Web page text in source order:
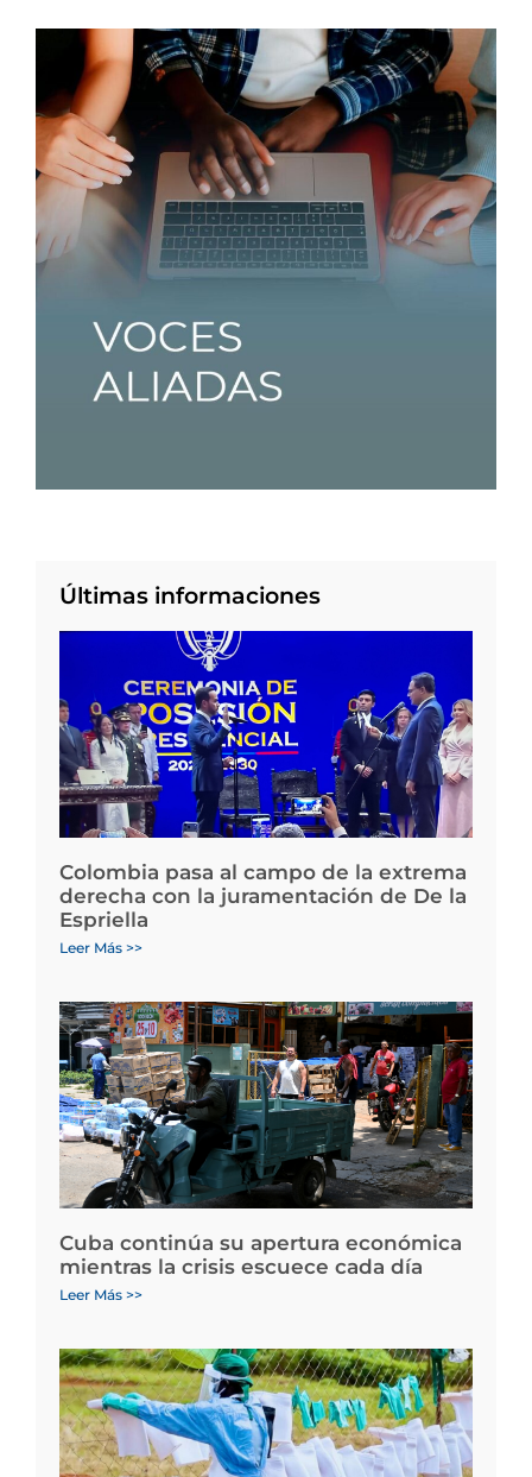
Últimas informaciones
Colombia pasa al campo de la extrema
derecha con la juramentación de De la
Espriella
Leer Más >>
Cuba continúa su apertura económica
mientras la crisis escuece cada día
Leer Más >>